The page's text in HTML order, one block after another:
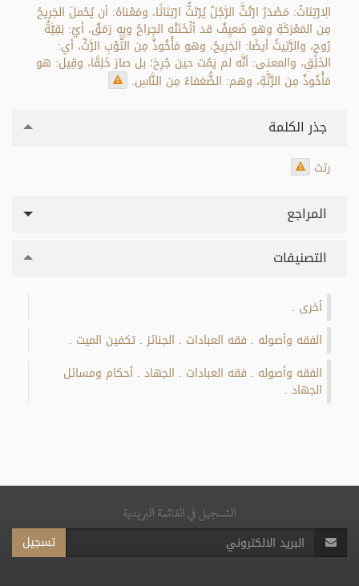
الِارْتِثاثُ: مَصْدَرُ ارْتُثَّ الرَّجُلُ يُرْتَثُّ ارْتِثاثًا، ومَعْناهُ: أن يُحْملَ الجَرِيحُ
مِن المَعْرَكَةِ وهو ضَعيِفٌ قد أثْخَنَتْه الجِراحُ وبِهِ رَمَقٌ، أيْ: بَقِيَّةُ
رُوحٍ، والرَّثِيثُ أيضًا: الجَرِيحُ، وهو مَأْخُوذٌ مِن الثَّوْبِ الرَّثِّ، أي:
الخَلِقِ، والمعنى: أنَّه لم يَمُت حين جُرِحَ؛ بل صارَ خَلِقًا، وقِيل: هو
مَأْخُوذٌ مِن الرِّثَّةِ، وهم: الضُّعَفاءُ مِن النَّاسِ.
جذر الكلمة
رثث
المراجع
التصنيفات
أخرى
الفقه وأصوله فقه العبادات الجنائز تكفين الميت
الفقه وأصوله فقه العبادات الجهاد أحكام ومسائل
الجهاد
التسجيل في القائمة البريدية
تسجيل